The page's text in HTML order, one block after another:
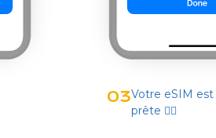
03Votre eSIM est
prête 👌🏻